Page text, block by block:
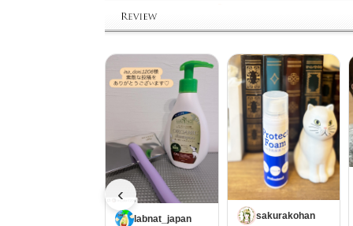
labnat_japan sakurakohan
‹